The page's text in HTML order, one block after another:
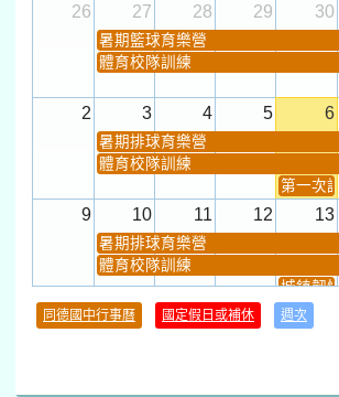
26
27 28 29 30
暑期籃球育樂營
體育校隊訓練
2 3 4 5 6
暑期排球育樂營
體育校隊訓練
第一次
9 10 11 12 13
暑期排球育樂營
體育校隊訓練
城鎮韌
同德國中行事曆 國定假日或補休 週次